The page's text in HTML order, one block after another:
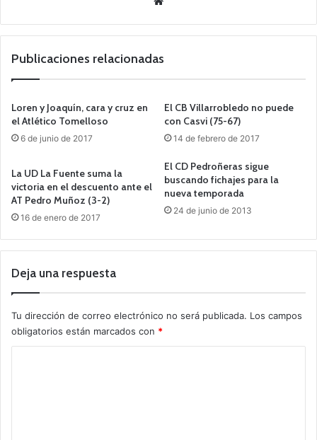
we
Publicaciones relacionadas
Loren y Joaquín, cara y cruz en
el Atlético Tomelloso
6 de junio de 2017
El CB Villarrobledo no puede
con Casvi (75-67)
14 de febrero de 2017
La UD La Fuente suma la
victoria en el descuento ante el
AT Pedro Muñoz (3-2)
16 de enero de 2017
El CD Pedroñeras sigue
buscando fichajes para la
nueva temporada
24 de junio de 2013
Deja una respuesta
Tu dirección de correo electrónico no será publicada. Los campos
obligatorios están marcados con *